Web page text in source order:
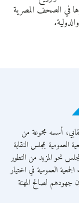
في الصحف المصرية
أسسه مجموعة من
العمومية بمجلس النقابة
نحو المزيد من التطور
العمومية في اختيار
جهودهم لصالح المهنة